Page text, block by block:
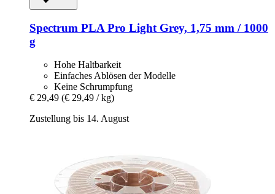
Spectrum PLA Pro Light Grey, 1,75 mm / 1000
g
Hohe Haltbarkeit
Einfaches Ablösen der Modelle
Keine Schrumpfung
€ 29,49 (€ 29,49 / kg)
Zustellung bis 14. August